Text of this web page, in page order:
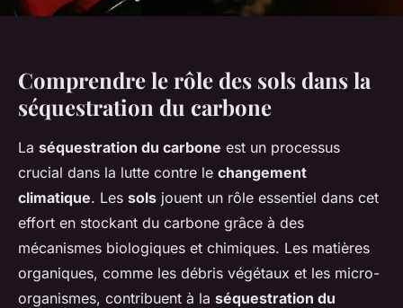
Comprendre le rôle des sols dans la
séquestration du carbone
La séquestration du carbone est un processus
crucial dans la lutte contre le changement
climatique. Les sols jouent un rôle essentiel dans cet
effort en stockant du carbone grâce à des
mécanismes biologiques et chimiques. Les matières
organiques, comme les débris végétaux et les micro-
organismes, contribuent à la séquestration du